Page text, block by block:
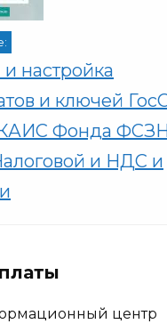
и настройка
и ключей
Фонда
и НДС и
центр